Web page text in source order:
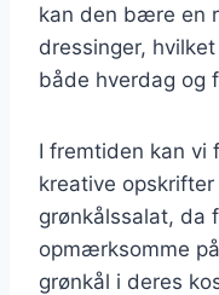
kan den bære en
dressinger,
både hverdag og
I fremtiden kan vi
kreative
grønkålssalat, da
opmærksomme
grønkål i deres